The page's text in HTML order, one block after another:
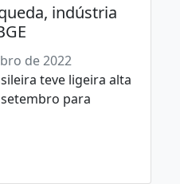
indústria
de 2022
teve ligeira alta
para